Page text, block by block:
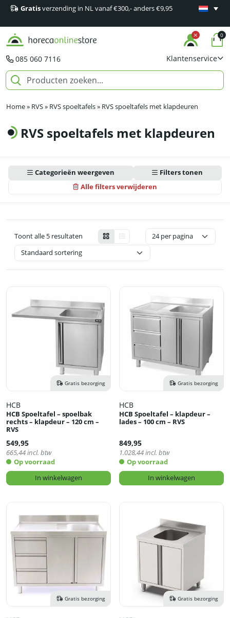
Gratisverzending in NL vanaf €300,- anders €9,95
Minimaal
085 060 7116 Klantenservice
0
Home» RVS» RVS spoeltafels» RVS spoeltafels met klapdeuren
RVS spoeltafels met klapdeuren
Categorieën weergeven
Alle filters verwijderen
Filters tonen
Toont alle 5 resultaten
Gratis bezorging
HCB
HCB Spoeltafel – spoelbak
rechts – klapdeur – 120 cm –
RVS
549,95
665,44incl. btw
Op voorraad
In winkelwagen
Gratis bezorging
HCB
HCB Spoeltafel – klapdeur –
lades – 100 cm – RVS
849,95
1.028,44incl. btw
Op voorraad
In winkelwagen
Gratis bezorging Gratis bezorging